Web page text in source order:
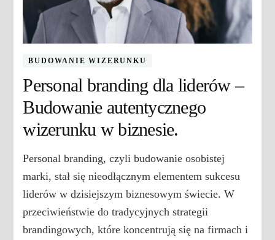
BUDOWANIE WIZERUNKU
Personal branding dla liderów –
Budowanie autentycznego
wizerunku w biznesie.
Personal branding, czyli budowanie osobistej
marki, stał się nieodłącznym elementem sukcesu
liderów w dzisiejszym biznesowym świecie. W
przeciwieństwie do tradycyjnych strategii
brandingowych, które koncentrują się na firmach i